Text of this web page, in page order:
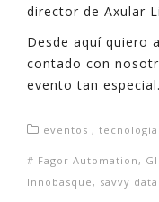
director de Axular
Desde aquí quiero
contado con
evento tan especial.
eventos , tecnología
# Fagor Automation ,
Innobasque , savvy